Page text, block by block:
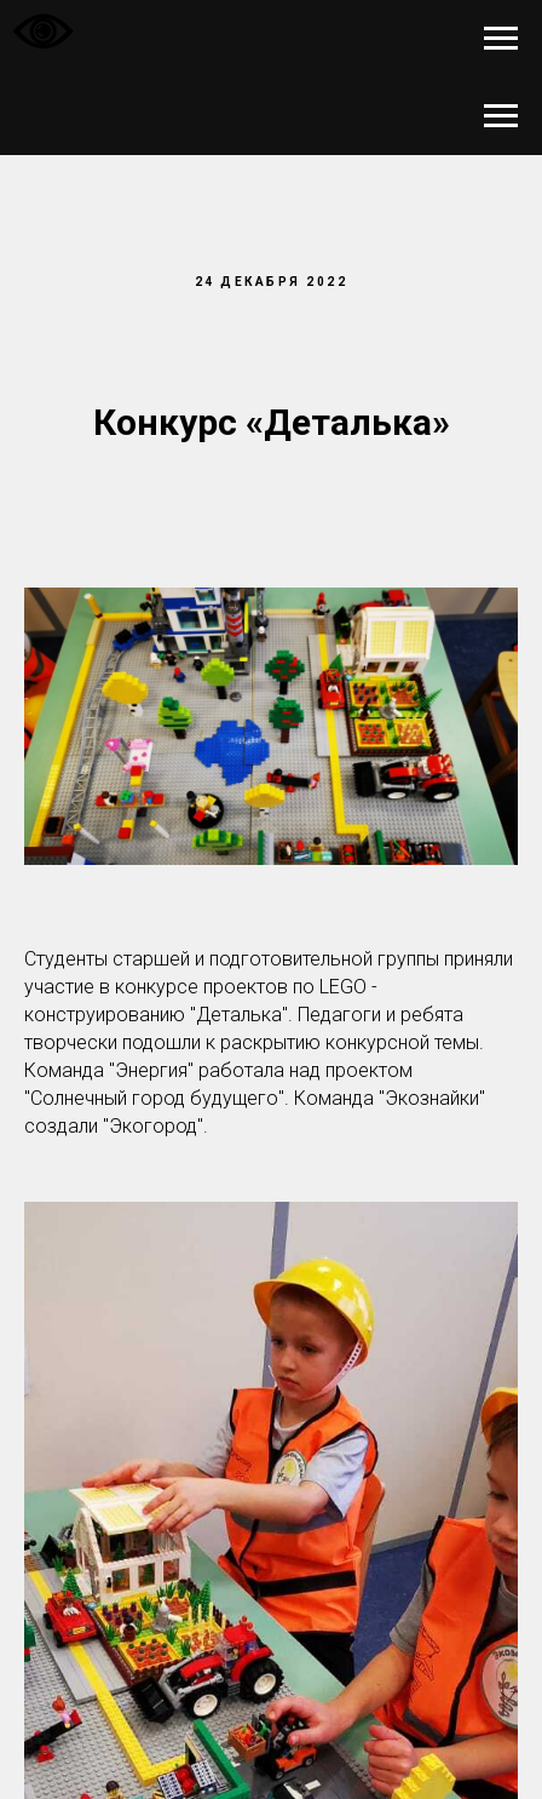
24 ДЕКАБРЯ 2022
Конкурс «Деталька»
Студенты старшей и подготовительной группы приняли
участие в конкурсе проектов по LEGO -
конструированию "Деталька". Педагоги и ребята
творчески подошли к раскрытию конкурсной темы.
Команда "Энергия" работала над проектом
"Солнечный город будущего". Команда "Экознайки"
создали "Экогород".